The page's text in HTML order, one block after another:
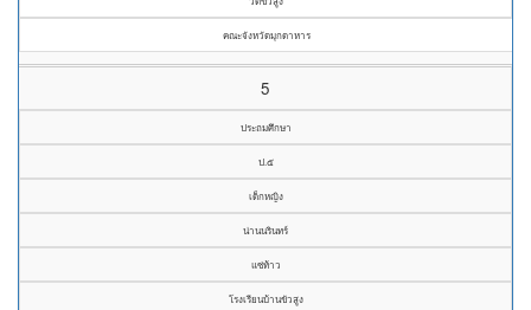
คณะจังหวัดมุกดาหาร
5
ประถมศึกษา
ป.๕
เด็กหญิง
น่านนรินทร์
แซ่ท้าว
โรงเรียนบ้านขัวสูง